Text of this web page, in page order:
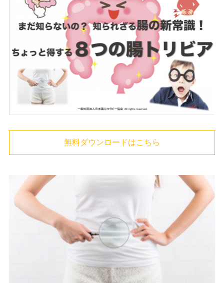
無料ダウンロードはこちら